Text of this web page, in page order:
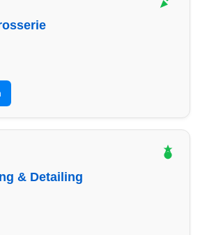
Kratzer, Smart Repair: Finde
in Worms für saubere
& Detailing
Lackaufbereitung,